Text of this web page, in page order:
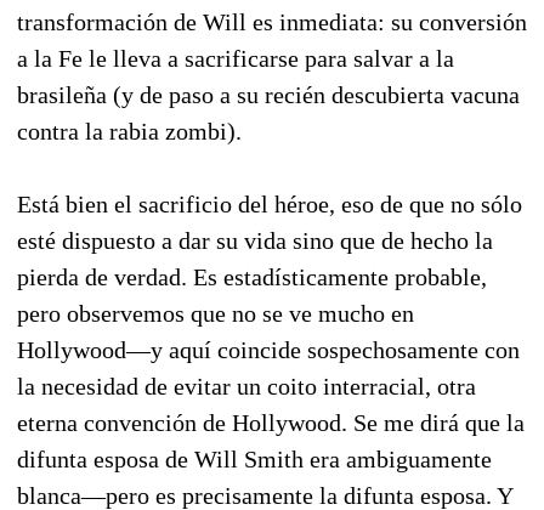
transformación de Will es inmediata: su conversión
a la Fe le lleva a sacrificarse para salvar a la
brasileña (y de paso a su recién descubierta vacuna
contra la rabia zombi).
Está bien el sacrificio del héroe, eso de que no sólo
esté dispuesto a dar su vida sino que de hecho la
pierda de verdad. Es estadísticamente probable,
pero observemos que no se ve mucho en
Hollywood—y aquí coincide sospechosamente con
la necesidad de evitar un coito interracial, otra
eterna convención de Hollywood. Se me dirá que la
difunta esposa de Will Smith era ambiguamente
blanca—pero es precisamente la difunta esposa. Y